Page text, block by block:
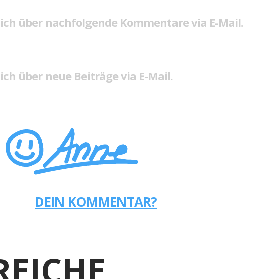
über nachfolgende Kommentare via E-Mail.
über neue Beiträge via E-Mail.
DEIN KOMMENTAR?